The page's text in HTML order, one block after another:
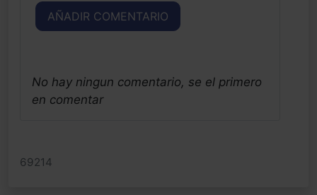
AÑADIR COMENTARIO
No hay ningun comentario, se el primero
en comentar
69214